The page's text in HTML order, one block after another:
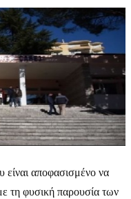
αποφασισμένο να
τη φυσική παρουσία των